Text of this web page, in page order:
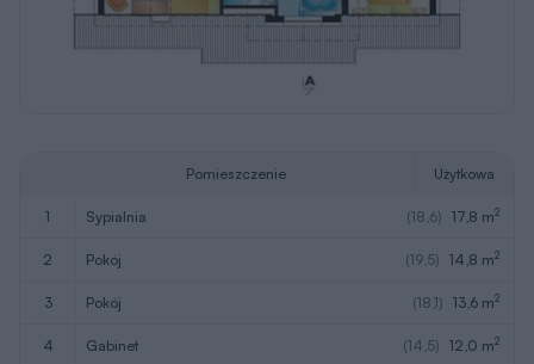
Pomieszczenie Użytkowa
1 sypialnia (18,6) 17,8 m2
2 pokój (19,5) 14,8 m2
3 pokój (18,1) 13,6 m2
4 gabinet (14,5) 12,0 m2